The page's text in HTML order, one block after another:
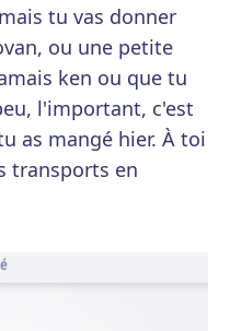
tu vas donner
ou une petite
ken ou que tu
l'important, c'est
as mangé hier. À toi
transports en